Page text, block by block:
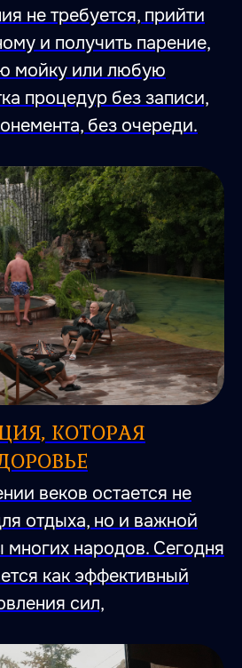
не требуется, прийти
и получить парение,
мойку или любую
процедур без записи,
без очереди.
КОТОРАЯ
веков остается не
отдыха, но и важной
многих народов. Сегодня
как эффективный
сил,